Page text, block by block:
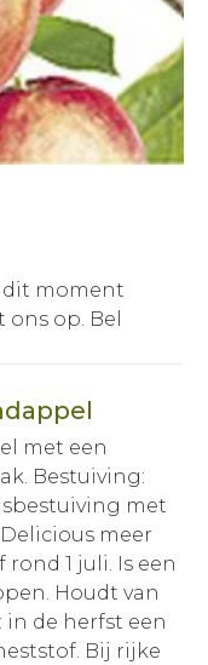
moment
ons op. Bel
met een
Bestuiving:
met
meer
1 juli. Is een
Houdt van
in de herfst een
Bij rijke